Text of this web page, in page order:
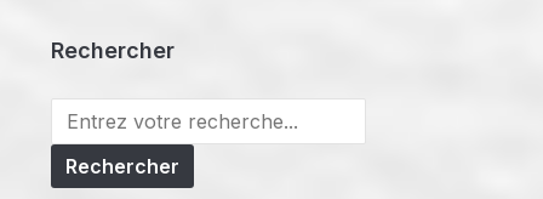
Rechercher
Search
for: